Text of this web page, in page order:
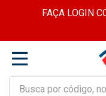
FAÇA LOGIN